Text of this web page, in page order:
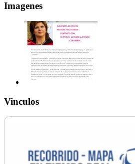
Imagenes
Vinculos